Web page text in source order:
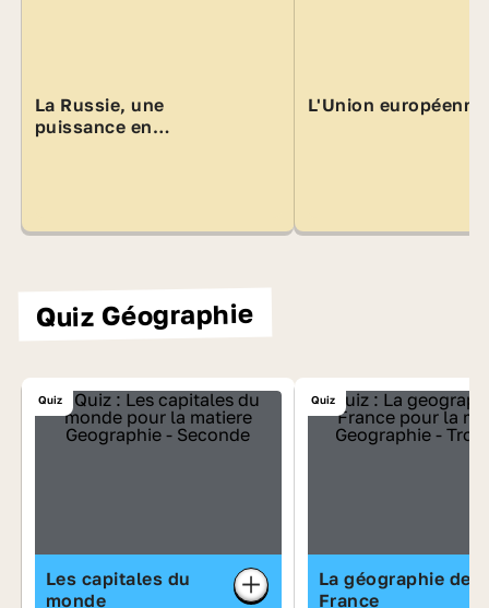
La Russie, une
puissance en
L'Union européenne
Quiz Géographie
Quiz
Les capitales du
monde
Quiz
La géographie de
France